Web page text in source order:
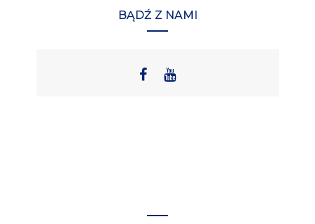
BĄDŹ Z NAMI